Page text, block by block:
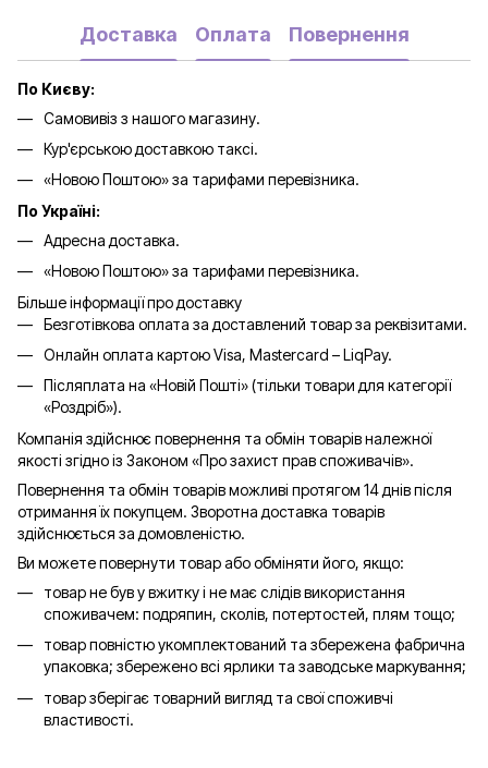
Доставка Оплата Повернення
По Києву:
Самовивіз з нашого магазину.
Кур'єрською доставкою таксі.
«Новою Поштою» за тарифами перевізника.
По Україні:
Адресна доставка.
«Новою Поштою» за тарифами перевізника.
Більше інформації про доставку
Безготівкова оплата за доставлений товар за реквізитами.
Онлайн оплата картою Visa, Mastercard – LiqPay.
Післяплата на «Новій Пошті» (тільки товари для категорії
«Роздріб»).
Компанія здійснює повернення та обмін товарів належної
якості згідно із Законом «Про захист прав споживачів».
Повернення та обмін товарів можливі протягом 14 днів після
отримання їх покупцем. Зворотна доставка товарів
здійснюється за домовленістю.
Ви можете повернути товар або обміняти його, якщо:
товар не був у вжитку і не має слідів використання
споживачем: подряпин, сколів, потертостей, плям тощо;
товар повністю укомплектований та збережена фабрична
упаковка; збережено всі ярлики та заводське маркування;
товар зберігає товарний вигляд та свої споживчі
властивості.